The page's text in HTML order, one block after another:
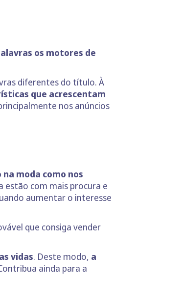
os motores de
diferentes do título. À
que acrescentam
nos anúncios
moda como nos
estão com mais procura e
aumentar o interesse
que consiga vender
vidas. Deste modo, a
ainda para a